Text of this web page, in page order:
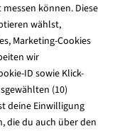
können. Diese
wählst,
Marketing-Cookies
wir
ID sowie Klick-
(10)
deine Einwilligung
die du auch über den